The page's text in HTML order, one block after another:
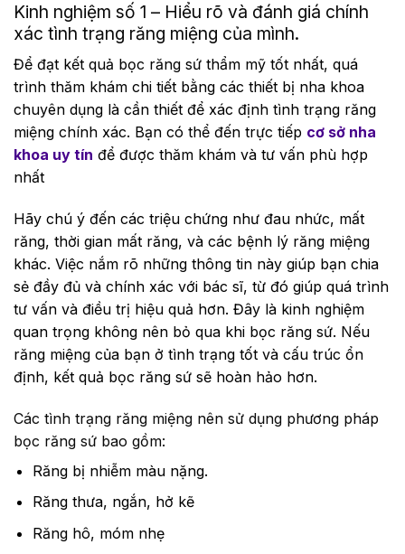
Kinh nghiệm số 1 – Hiểu rõ và đánh giá chính
xác tình trạng răng miệng của mình.
Để đạt kết quả bọc răng sứ thẩm mỹ tốt nhất, quá
trình thăm khám chi tiết bằng các thiết bị nha khoa
chuyên dụng là cần thiết để xác định tình trạng răng
miệng chính xác. Bạn có thể đến trực tiếp cơ sở nha
khoa uy tín để được thăm khám và tư vấn phù hợp
nhất
Hãy chú ý đến các triệu chứng như đau nhức, mất
răng, thời gian mất răng, và các bệnh lý răng miệng
khác. Việc nắm rõ những thông tin này giúp bạn chia
sẻ đầy đủ và chính xác với bác sĩ, từ đó giúp quá trình
tư vấn và điều trị hiệu quả hơn. Đây là kinh nghiệm
quan trọng không nên bỏ qua khi bọc răng sứ. Nếu
răng miệng của bạn ở tình trạng tốt và cấu trúc ổn
định, kết quả bọc răng sứ sẽ hoàn hảo hơn.
Các tình trạng răng miệng nên sử dụng phương pháp
bọc răng sứ bao gồm:
Răng bị nhiễm màu nặng.
Răng thưa, ngắn, hở kẽ
Răng hô, móm nhẹ